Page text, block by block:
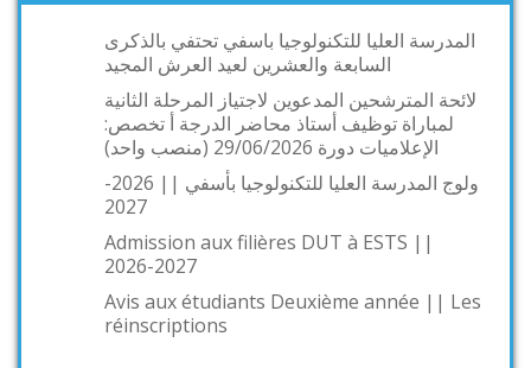
المدرسة العليا للتكنولوجيا باسفي تحتفي بالذكرى
السابعة والعشرين لعيد العرش المجيد
لائحة المترشحين المدعوين لاجتياز المرحلة الثانية
لمباراة توظيف أستاذ محاضر الدرجة أ تخصص:
الإعلاميات دورة 29/06/2026 (منصب واحد)
ولوج المدرسة العليا للتكنولوجيا بأسفي || 2026-
2027
Admission aux filières DUT à ESTS ||
2026-2027
Avis aux étudiants Deuxième année || Les
réinscriptions